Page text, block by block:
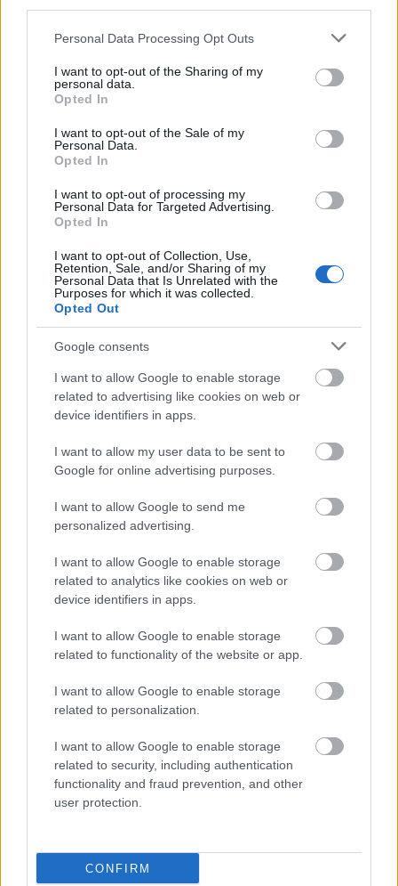
Please note that this website/app uses one or more Google
not limited to your visit or usage behaviour. You may click to
grant or deny consent to Google and its third-party tags to
use your data for below specified purposes in below Google
consent section.
Personal Data Processing Opt Outs
I want to opt-out of the Sharing of my
personal data.
Opted In
I want to opt-out of the Sale of my
Personal Data.
Opted In
I want to opt-out of processing my
Personal Data for Targeted Advertising.
Opted In
I want to opt-out of Collection, Use,
Retention, Sale, and/or Sharing of my
Personal Data that Is Unrelated with the
Purposes for which it was collected.
Opted Out
Google consents
I want to allow Google to enable storage
related to advertising like cookies on web or
device identifiers in apps.
I want to allow my user data to be sent to
Google for online advertising purposes.
I want to allow Google to send me
personalized advertising.
I want to allow Google to enable storage
related to analytics like cookies on web or
device identifiers in apps.
I want to allow Google to enable storage
related to functionality of the website or app.
I want to allow Google to enable storage
related to personalization.
I want to allow Google to enable storage
related to security, including authentication
functionality and fraud prevention, and other
user protection.
CONFIRM
Arca: Mutant (lemezkritika)
rerecorder•2015. december 29.
Arca jópár EP és kiadvány után, komoly produceri
munkái mellett tavaly robbant be első komoly
lemezén dolgozott (sőt turnézott is az izlandi
előadóval), Kelelával szuper számot hozott össze, de
saját trekkekkel sem állt le,…
meztelenség Arca új videójában
subrecorder•2015. november 22.
Arca, a venezuelai születésű jövőzene-producer,
felelős Jesse Kanda eddig sem prűdségükről voltak
híresek, de ami a Front Load című dal klipjében
alkotásukat hozták létre.…